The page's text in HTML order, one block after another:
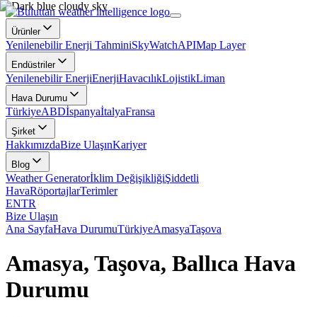
Ürünler
Yenilenebilir Enerji TahminiSkyWatchAPIMap Layer
Endüstriler
Yenilenebilir EnerjiEnerjiHavacılıkLojistikLiman
Hava Durumu
TürkiyeABDİspanyaİtalyaFransa
Şirket
HakkımızdaBize UlaşınKariyer
Blog
Weather Generatorİklim DeğişikliğiŞiddetli
HavaRöportajlarTerimler
ENTR
Bize Ulaşın
Ana SayfaHava DurumuTürkiyeAmasyaTaşova
Amasya, Taşova, Ballıca Hava
Durumu